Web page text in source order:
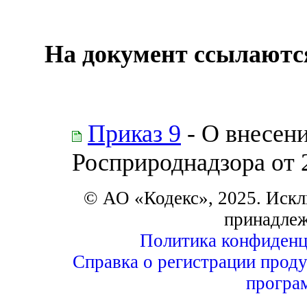
На документ
Приказ 9 - О
Росприроднадзора
© АО «Кодекс», 2025.
Политика
Справка о регистрации